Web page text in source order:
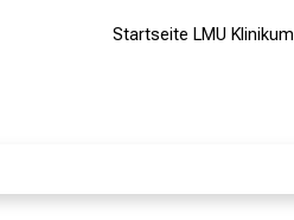
Startseite LMU Klinikum